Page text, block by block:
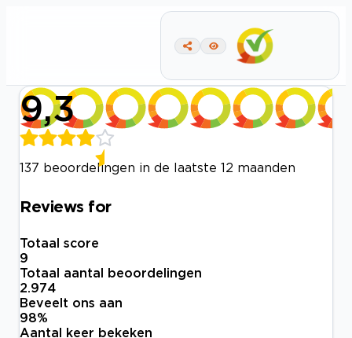
9,3
137 beoordelingen in de laatste 12 maanden
Reviews for
Totaal score
9
Totaal aantal beoordelingen
2.974
Beveelt ons aan
98%
Aantal keer bekeken